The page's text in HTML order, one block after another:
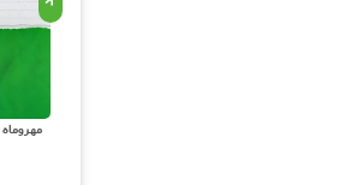
مهروماه